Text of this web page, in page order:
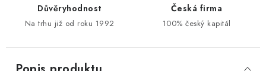
Obchodní podmínky
Kontakty
Naše výhody
Bezpečnostní třídy
Důvěryhodnost
Na trhu již od roku 1992
Česká firma
100% český kapitál